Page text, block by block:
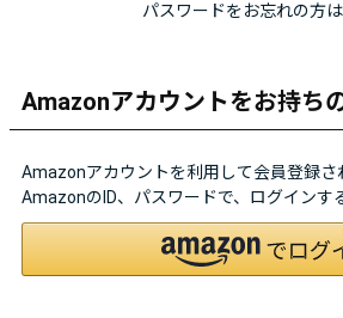
パスワードをお忘れの方
Amazonアカウントをお持ち
Amazonアカウントを利用して会員登録さ
AmazonのID、パスワードで、ログインす